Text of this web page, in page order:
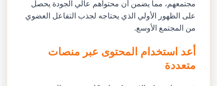
مجتمعهم، مما يضمن أن محتواهم عالي الجودة يحصل
على الظهور الأولي الذي يحتاجه لجذب التفاعل العضوي
من المجتمع الأوسع.
أعد استخدام المحتوى عبر منصات
متعددة